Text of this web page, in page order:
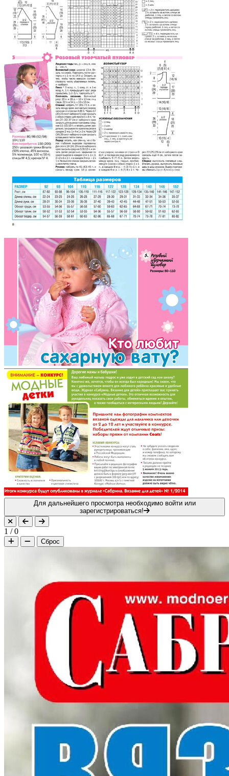
Для дальнейшего просмотра необходимо войти или
зарегистрироваться!
1 /0
Сброс